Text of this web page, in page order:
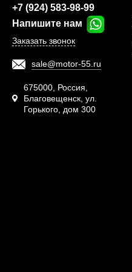
+7 (924) 583-98-99
Напишите нам
Заказать звонок
sale@motor-55.ru
675000, Россия,
Благовещенск, ул.
Горького, дом 300